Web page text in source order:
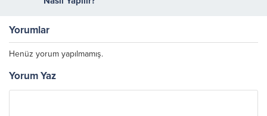
Yorumlar
Henüz yorum yapılmamış.
Yorum Yaz